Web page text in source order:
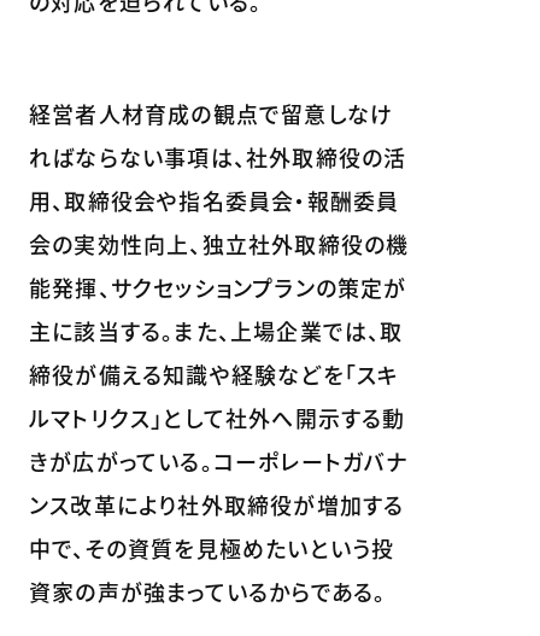
経営者人材育成の観点で留意しなけ
ればならない事項は、社外取締役の活
用、取締役会や指名委員会・報酬委員
会の実効性向上、独立社外取締役の機
能発揮、サクセッションプランの策定が
主に該当する。また、上場企業では、取
締役が備える知識や経験などを「スキ
ルマトリクス」として社外へ開示する動
きが広がっている。コーポレートガバナ
ンス改革により社外取締役が増加する
中で、その資質を見極めたいという投
資家の声が強まっているからである。